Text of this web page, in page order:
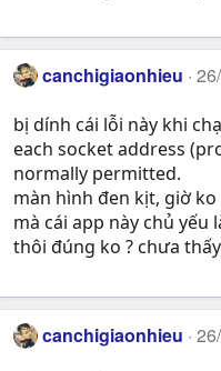
canchigiaonhieu
bị dính cái lỗi này khi
each socket address
normally permitted.
màn hình đen kịt, giờ
mà cái app này chủ
thôi đúng ko ? chưa
canchigiaonhieu